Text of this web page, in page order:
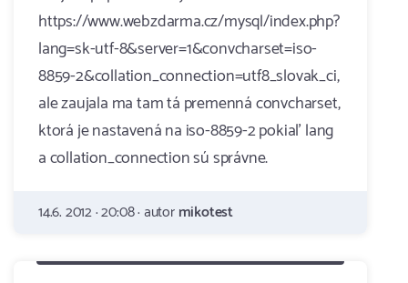
https://www.webzdarma.cz/mysql/index.php?
lang=sk-utf-8&server=1&convcharset=iso-
8859-2&collation_connection=utf8_slovak_ci,
ale zaujala ma tam tá premenná convcharset,
ktorá je nastavená na iso-8859-2 pokiaľ lang
a collation_connection sú správne.
14.6. 2012 · 20:08 · autormikotest